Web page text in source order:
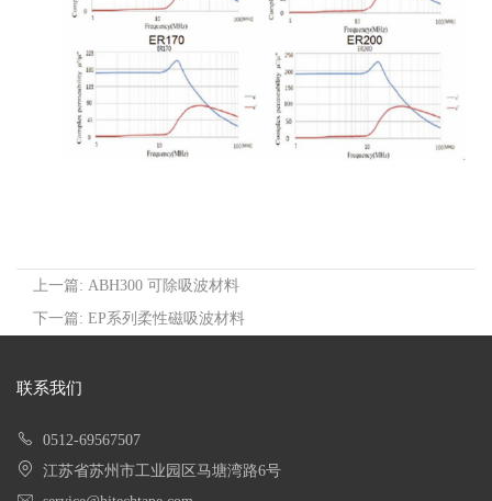
上一篇: ABH300 可除吸波材料
下一篇: EP系列柔性磁吸波材料
联系我们
0512-69567507
江苏省苏州市工业园区马塘湾路6号